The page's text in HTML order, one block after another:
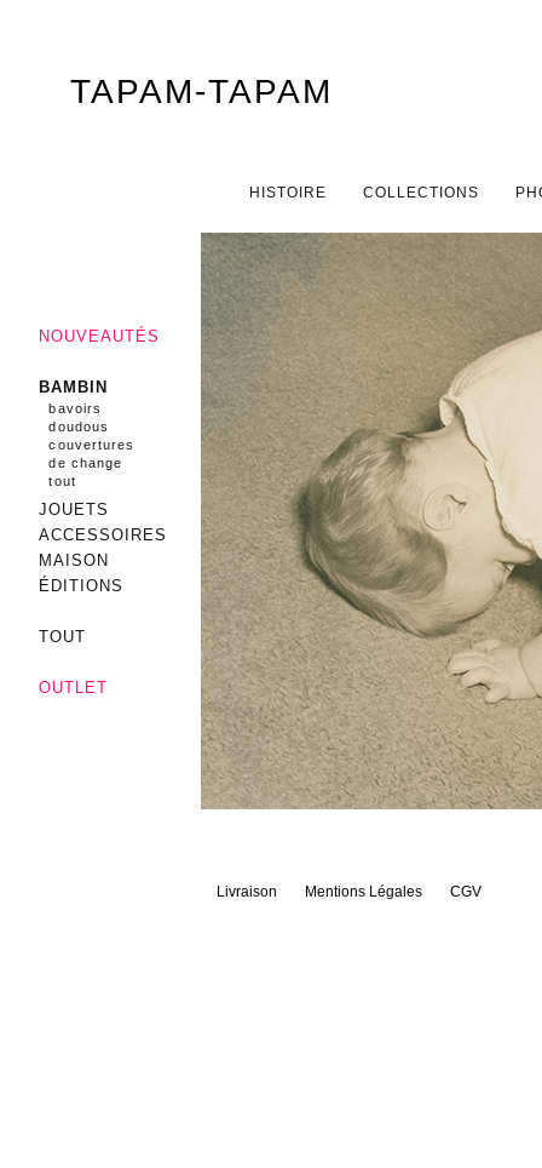
TAPAM-TAPAM
ALLER AU CONTENU PRINCIPAL
ALLER AU CONTENU SECONDAIRE
HISTOIRE COLLECTIONS
NOUVEAUTÉS
BAMBIN
bavoirs
doudous
couvertures
de change
tout
JOUETS
ACCESSOIRES
MAISON
ÉDITIONS
TOUT
OUTLET
Livraison Mentions Légales CGV